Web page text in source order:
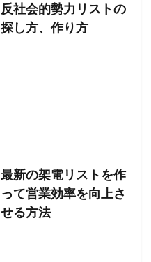
反社会的勢力リストの
探し方、作り方
最新の架電リストを作
って営業効率を向上さ
せる方法